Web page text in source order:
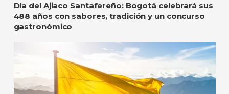
Día del Ajiaco Santafereño: Bogotá celebrará sus
488 años con sabores, tradición y un concurso
gastronómico